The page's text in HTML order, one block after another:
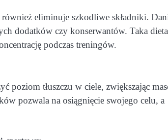
eliminuje szkodliwe składniki.
dodatków czy konserwantów. Taka dieta
podczas treningów.
poziom tłuszczu w ciele, zwiększając
pozwala na osiągnięcie swojego celu, a